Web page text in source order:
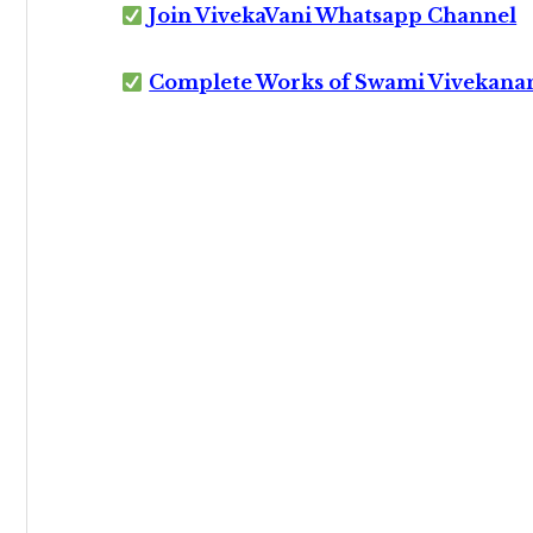
Join VivekaVani Whatsapp Channel
Complete Works of Swami